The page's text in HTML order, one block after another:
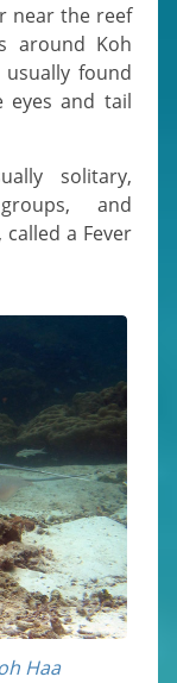
around Koh
found
and tail
and
a Fever
Haa